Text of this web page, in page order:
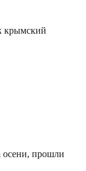
крымский
прошли